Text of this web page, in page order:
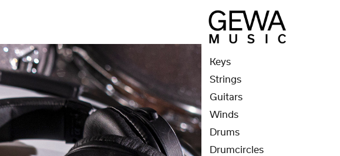
Keys
Strings
Guitars
Winds
Drums
Drumcircles